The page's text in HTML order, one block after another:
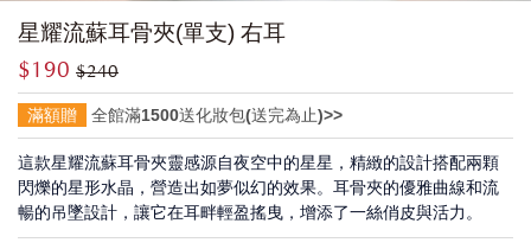
星耀流蘇耳骨夾(單支) 右耳
$190 $240
滿額贈 全館滿1500送化妝包(送完為止)>>
這款星耀流蘇耳骨夾靈感源自夜空中的星星，精緻的設計搭配兩顆
閃爍的星形水晶，營造出如夢似幻的效果。耳骨夾的優雅曲線和流
暢的吊墜設計，讓它在耳畔輕盈搖曳，增添了一絲俏皮與活力。